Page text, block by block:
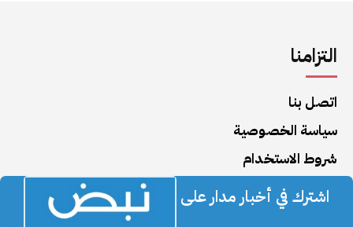
التزامنا
اتصل بنا
سياسة الخصوصية
شروط الاستخدام
اشترك في أخبار مدار على